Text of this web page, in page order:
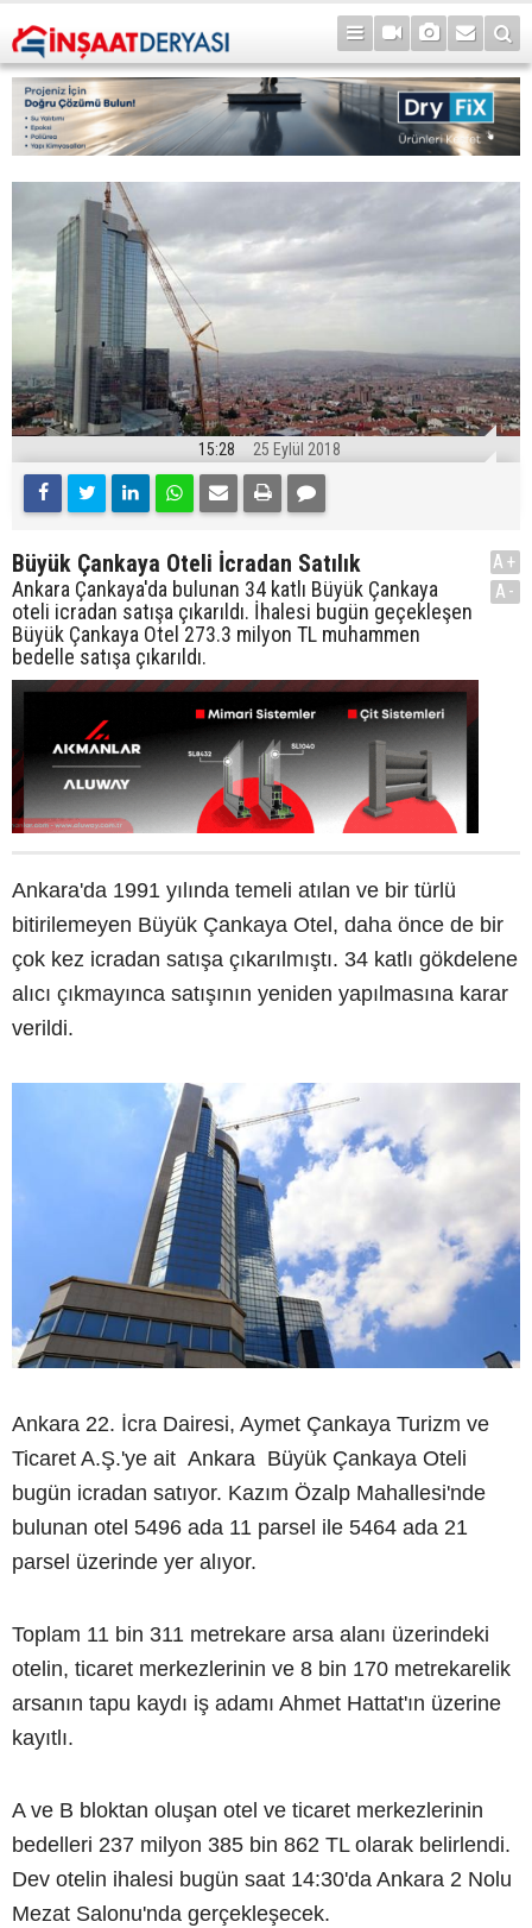
15:28 25 Eylül 2018
Büyük Çankaya Oteli İcradan Satılık
Ankara Çankaya'da bulunan 34 katlı Büyük Çankaya
oteli icradan satışa çıkarıldı. İhalesi bugün geçekleşen
Büyük Çankaya Otel 273.3 milyon TL muhammen
bedelle satışa çıkarıldı.
A+
A-
Ankara'da 1991 yılında temeli atılan ve bir türlü
bitirilemeyen Büyük Çankaya Otel, daha önce de bir
çok kez icradan satışa çıkarılmıştı. 34 katlı gökdelene
alıcı çıkmayınca satışının yeniden yapılmasına karar
verildi.
Ankara 22. İcra Dairesi, Aymet Çankaya Turizm ve
Ticaret A.Ş.'ye ait Ankara Büyük Çankaya Oteli
bugün icradan satıyor. Kazım Özalp Mahallesi'nde
bulunan otel 5496 ada 11 parsel ile 5464 ada 21
parsel üzerinde yer alıyor.
Toplam 11 bin 311 metrekare arsa alanı üzerindeki
otelin, ticaret merkezlerinin ve 8 bin 170 metrekarelik
arsanın tapu kaydı iş adamı Ahmet Hattat'ın üzerine
kayıtlı.
A ve B bloktan oluşan otel ve ticaret merkezlerinin
bedelleri 237 milyon 385 bin 862 TL olarak belirlendi.
Dev otelin ihalesi bugün saat 14:30'da Ankara 2 Nolu
Mezat Salonu'nda gerçekleşecek.